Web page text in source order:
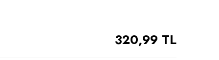
320,99 TL